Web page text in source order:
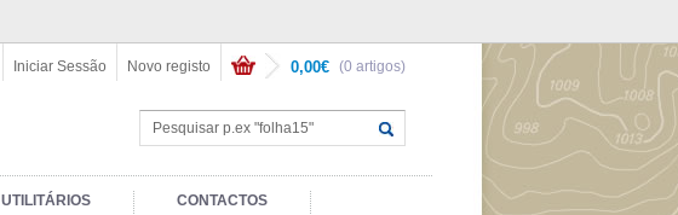
(0 artigos)
0,00€
Novo registo
Iniciar Sessão
UTILITÁRIOS CONTACTOS